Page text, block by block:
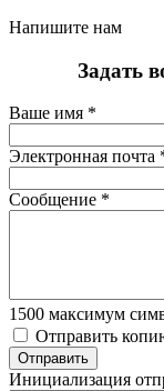
Напишите нам
Задать
Ваше имя *
Электронная почта
Сообщение *
1500 максимум
Отправить
Отправить
Инициализация